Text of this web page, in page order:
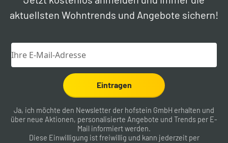
aktuellsten Wohntrends und Angebote sichern!
Eintragen
Ja, ich möchte den Newsletter der hofstein GmbH erhalten und
über neue Aktionen, personalisierte Angebote und Trends per E-
Mail informiert werden.
Diese Einwilligung ist freiwillig und kann jederzeit per